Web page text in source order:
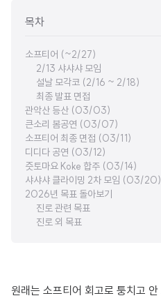
목차
소프티어 (~2/27)
2/13 샤샤샤 모임
설날 모각코 (2/16 ~ 2/18)
최종 발표 면접
관악산 등산 (03/03)
큰소리 봄공연 (03/07)
소프티어 최종 면접 (03/11)
디디다 공연 (03/12)
즛토마요 Koke 합주 (03/14)
샤샤샤 클라이밍 2차 모임 (03/20)
2026년 목표 돌아보기
진로 관련 목표
진로 외 목표
원래는 소프티어 회고로 퉁치고